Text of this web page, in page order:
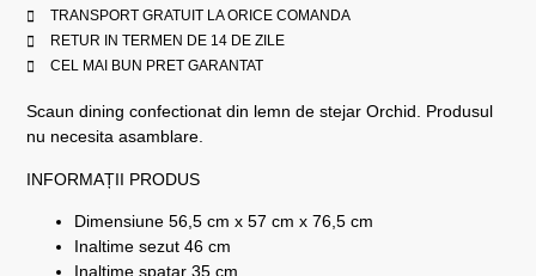
TRANSPORT GRATUIT LA ORICE COMANDA
RETUR IN TERMEN DE 14 DE ZILE
CEL MAI BUN PRET GARANTAT
Scaun dining confectionat din lemn de stejar Orchid. Produsul
nu necesita asamblare.
INFORMAȚII PRODUS
Dimensiune 56,5 cm x 57 cm x 76,5 cm
Inaltime sezut 46 cm
Inaltime spatar 35 cm